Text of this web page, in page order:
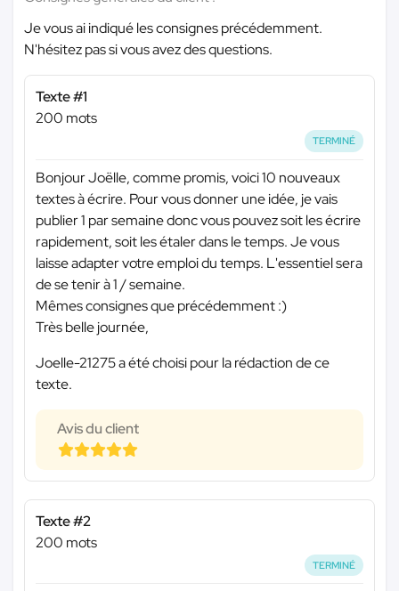
Je vous ai indiqué les consignes précédemment.
N'hésitez pas si vous avez des questions.
Texte #1
200 mots
TERMINÉ
Bonjour Joëlle, comme promis, voici 10 nouveaux
textes à écrire. Pour vous donner une idée, je vais
publier 1 par semaine donc vous pouvez soit les écrire
rapidement, soit les étaler dans le temps. Je vous
laisse adapter votre emploi du temps. L'essentiel sera
de se tenir à 1 / semaine.
Mêmes consignes que précédemment :)
Très belle journée,
Joelle-21275 a été choisi pour la rédaction de ce
texte.
Avis du client
Texte #2
200 mots
TERMINÉ